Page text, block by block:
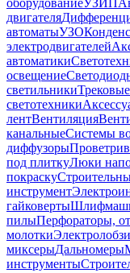
оборудованиеУЗИП
двигателя
автоматыУЗО
электродвигателей
автоматики
освещение
светильники
светотехники
лентВентиляция
канальныеСистемы
диффузоры
под плиткуЛюки
покраску
инструмент
гайковерты
пилыПерфораторы,
молотки
миксерыДальномеры
инструменты